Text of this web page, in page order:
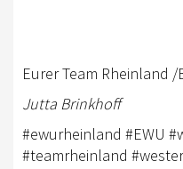
KONTAKT
DATENSCHUTZ
Eurer Team Rheinland
Jutta Brinkhoff
#ewurheinland #EWU
#teamrheinland